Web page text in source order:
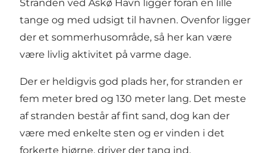
Stranden ved Askø Havn ligger foran en lille
tange og med udsigt til havnen. Ovenfor ligger
der et sommerhusområde, så her kan være
være livlig aktivitet på varme dage.
Der er heldigvis god plads her, for stranden er
fem meter bred og 130 meter lang. Det meste
af stranden består af fint sand, dog kan der
være med enkelte sten og er vinden i det
forkerte hjørne, driver der tang ind.